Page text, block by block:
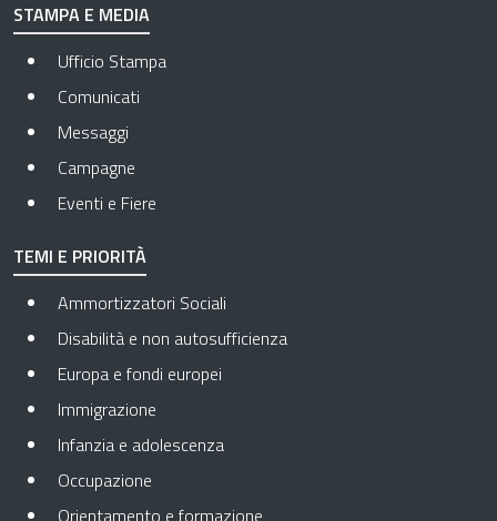
STAMPA E MEDIA
Ufficio Stampa
Comunicati
Messaggi
Campagne
Eventi e Fiere
TEMI E PRIORITÀ
Ammortizzatori Sociali
Disabilità e non autosufficienza
Europa e fondi europei
Immigrazione
Infanzia e adolescenza
Occupazione
Orientamento e formazione